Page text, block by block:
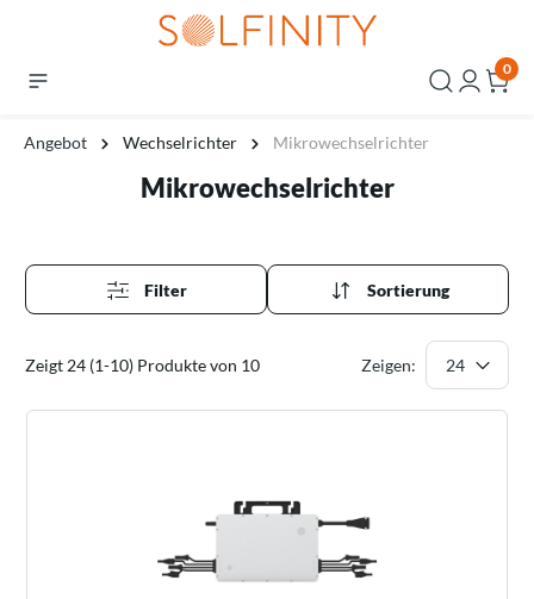
0
Angebot Wechselrichter Mikrowechselrichter
Mikrowechselrichter
Filter Sortierung
Zeigt 24 (1-10) Produkte von 10 Zeigen: